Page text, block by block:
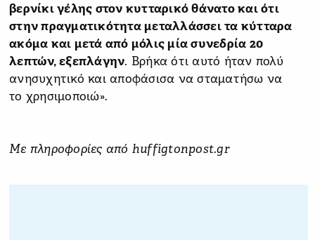
βερνίκι γέλης στον κυτταρικό θάνατο και ότι
στην πραγματικότητα μεταλλάσσει τα κύτταρα
ακόμα και μετά από μόλις μία συνεδρία 20
λεπτών, εξεπλάγην. Βρήκα ότι αυτό ήταν πολύ
ανησυχητικό και αποφάσισα να σταματήσω να
το χρησιμοποιώ».
Με πληροφορίες από huffigtonpost.gr